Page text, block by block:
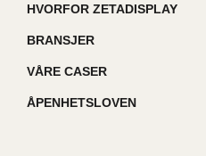
HVORFOR ZETADISPLAY
BRANSJER
VÅRE CASER
ÅPENHETSLOVEN